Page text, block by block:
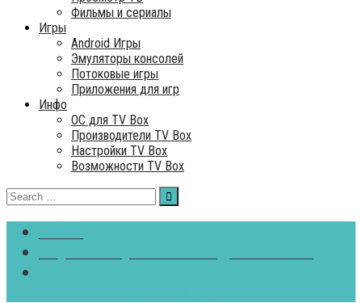
Фильмы и сериалы
Игры
Android Игры
Эмуляторы консолей
Потоковые игры
Приложения для игр
Инфо
ОC для TV Box
Производители TV Box
Настройки TV Box
Возможности TV Box
Search
for: